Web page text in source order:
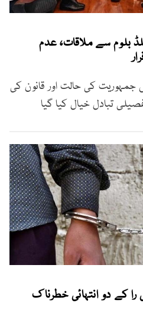
بلوم سے ملاقات، عدم
کی حالت اور قانون کی
تبادل خیال کیا گیا
را کے دو انتہائی خطرناک